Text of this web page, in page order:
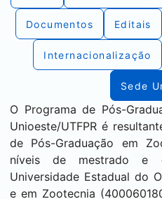
Documentos Editais
Internacionalização
Sede
O Programa de Pós-
Unioeste/UTFPR é
de Pós-Graduação em
níveis de mestrado e
Universidade Estadual do
e em Zootecnia